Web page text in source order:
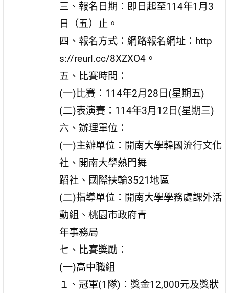
三、報名日期：即日起至114年1月3
日（五）止。
四、報名方式：網路報名網址：http
s://reurl.cc/8XZXO4。
五、比賽時間：
(一)比賽：114年2月28日(星期五)
(二)表演賽：114年3月12日(星期三)
六、辦理單位：
(一)主辦單位：開南大學韓國流行文化
社、開南大學熱門舞
蹈社、國際扶輪3521地區
(二)指導單位：開南大學學務處課外活
動組、桃園市政府青
年事務局
七、比賽獎勵：
(一)高中職組
１、冠軍(1隊)：獎金12,000元及獎狀